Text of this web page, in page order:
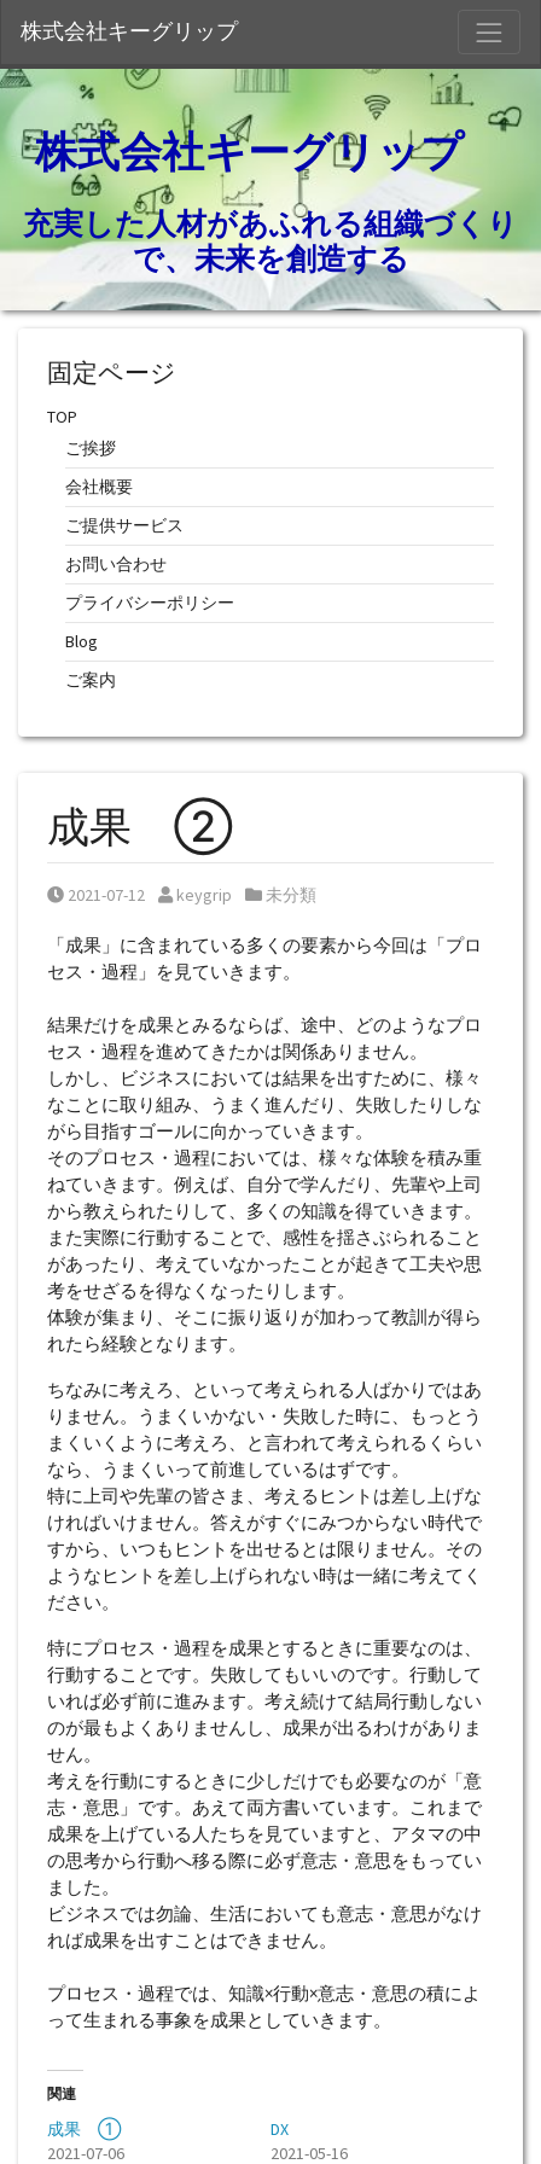
株式会社キーグリップ
株式会社キーグリップ
充実した人材があふれる組織づくり
で、未来を創造する
成果 ②
Posted on
2021-07-12 Posted by
keygrip Posted in
未分類
「成果」に含まれている多くの要素から今回は「プロ
セス・過程」を見ていきます。
結果だけを成果とみるならば、途中、どのようなプロ
セス・過程を進めてきたかは関係ありません。
しかし、ビジネスにおいては結果を出すために、様々
なことに取り組み、うまく進んだり、失敗したりしな
がら目指すゴールに向かっていきます。
そのプロセス・過程においては、様々な体験を積み重
ねていきます。例えば、自分で学んだり、先輩や上司
から教えられたりして、多くの知識を得ていきます。
また実際に行動することで、感性を揺さぶられること
があったり、考えていなかったことが起きて工夫や思
考をせざるを得なくなったりします。
体験が集まり、そこに振り返りが加わって教訓が得ら
れたら経験となります。
ちなみに考えろ、といって考えられる人ばかりではあ
りません。うまくいかない・失敗した時に、もっとう
まくいくように考えろ、と言われて考えられるくらい
なら、うまくいって前進しているはずです。
特に上司や先輩の皆さま、考えるヒントは差し上げな
ければいけません。答えがすぐにみつからない時代で
すから、いつもヒントを出せるとは限りません。その
ようなヒントを差し上げられない時は一緒に考えてく
ださい。
特にプロセス・過程を成果とするときに重要なのは、
行動することです。失敗してもいいのです。行動して
いれば必ず前に進みます。考え続けて結局行動しない
のが最もよくありませんし、成果が出るわけがありま
せん。
考えを行動にするときに少しだけでも必要なのが「意
志・意思」です。あえて両方書いています。これまで
成果を上げている人たちを見ていますと、アタマの中
の思考から行動へ移る際に必ず意志・意思をもってい
ました。
ビジネスでは勿論、生活においても意志・意思がなけ
れば成果を出すことはできません。
プロセス・過程では、知識×行動×意志・意思の積によ
って生まれる事象を成果としていきます。
関連
成果 ①
2021-07-06
DX
2021-05-16
固定ページ
TOP
ご挨拶
会社概要
ご提供サービス
お問い合わせ
プライバシーポリシー
Blog
ご案内